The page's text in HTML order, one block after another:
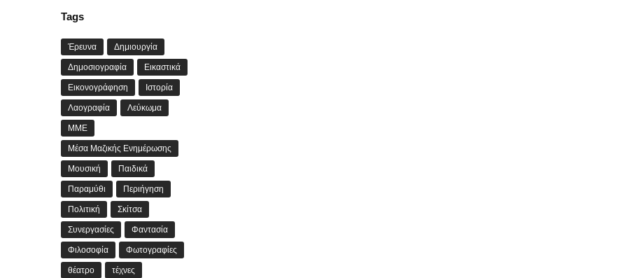
Tags
Έρευνα Δημιουργία
Δημοσιογραφία Εικαστικά
Εικονογράφηση Ιστορία
Λαογραφία Λεύκωμα
ΜΜΕ
Μέσα Μαζικής Ενημέρωσης
Μουσική Παιδικά
Παραμύθι Περιήγηση
Πολιτική Σκίτσα
Συνεργασίες Φαντασία
Φιλοσοφία Φωτογραφίες
θέατρο τέχνες